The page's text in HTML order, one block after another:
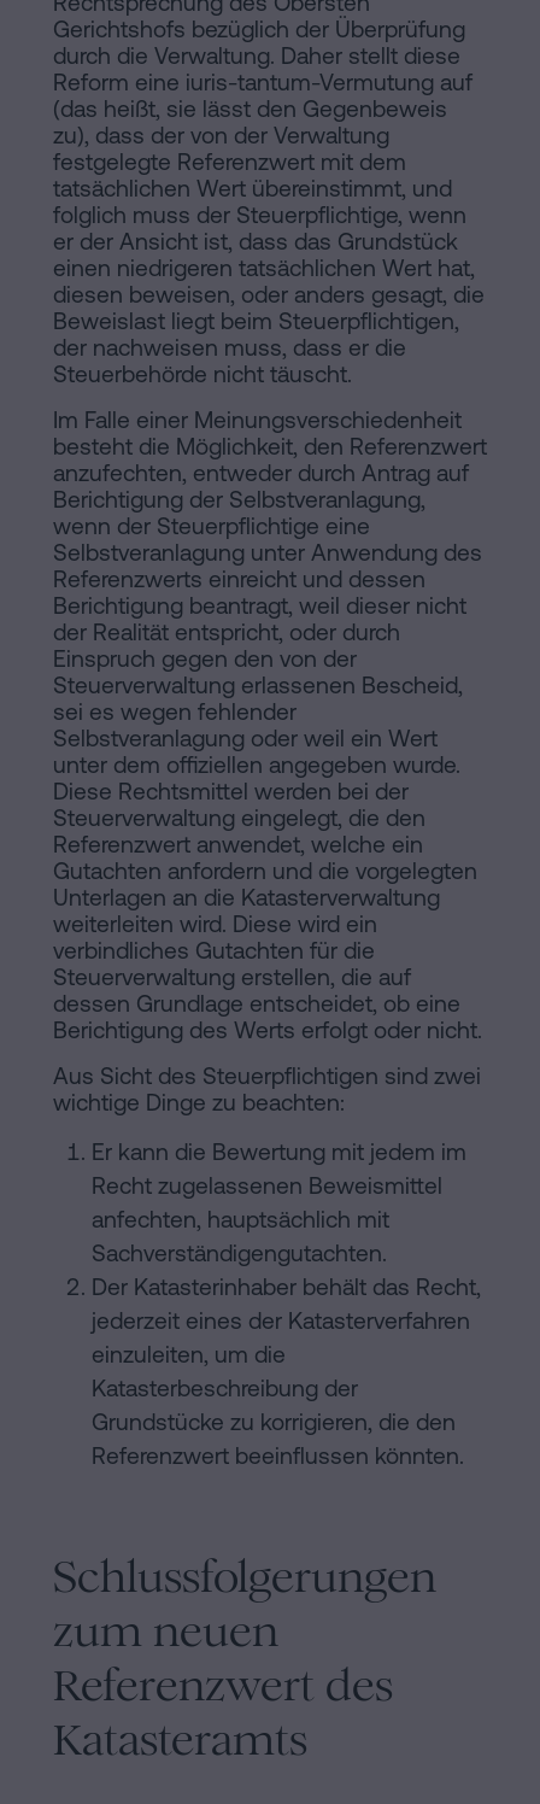
Gerichtshofs bezüglich der Überprüfung
durch die Verwaltung. Daher stellt diese
Reform eine iuris-tantum-Vermutung auf
(das heißt, sie lässt den Gegenbeweis
zu), dass der von der Verwaltung
festgelegte Referenzwert mit dem
tatsächlichen Wert übereinstimmt, und
folglich muss der Steuerpflichtige, wenn
er der Ansicht ist, dass das Grundstück
einen niedrigeren tatsächlichen Wert hat,
diesen beweisen, oder anders gesagt, die
Beweislast liegt beim Steuerpflichtigen,
der nachweisen muss, dass er die
Steuerbehörde nicht täuscht.
Im Falle einer Meinungsverschiedenheit
besteht die Möglichkeit, den Referenzwert
anzufechten, entweder durch Antrag auf
Berichtigung der Selbstveranlagung,
wenn der Steuerpflichtige eine
Selbstveranlagung unter Anwendung des
Referenzwerts einreicht und dessen
Berichtigung beantragt, weil dieser nicht
der Realität entspricht, oder durch
Einspruch gegen den von der
Steuerverwaltung erlassenen Bescheid,
sei es wegen fehlender
Selbstveranlagung oder weil ein Wert
unter dem offiziellen angegeben wurde.
Diese Rechtsmittel werden bei der
Steuerverwaltung eingelegt, die den
Referenzwert anwendet, welche ein
Gutachten anfordern und die vorgelegten
Unterlagen an die Katasterverwaltung
weiterleiten wird. Diese wird ein
verbindliches Gutachten für die
Steuerverwaltung erstellen, die auf
dessen Grundlage entscheidet, ob eine
Berichtigung des Werts erfolgt oder nicht.
Aus Sicht des Steuerpflichtigen sind zwei
wichtige Dinge zu beachten:
Er kann die Bewertung mit jedem im
Recht zugelassenen Beweismittel
anfechten, hauptsächlich mit
Sachverständigengutachten.
Der Katasterinhaber behält das Recht,
jederzeit eines der Katasterverfahren
einzuleiten, um die
Katasterbeschreibung der
Grundstücke zu korrigieren, die den
Referenzwert beeinflussen könnten.
Schlussfolgerungen
zum neuen
Referenzwert des
Katasteramts